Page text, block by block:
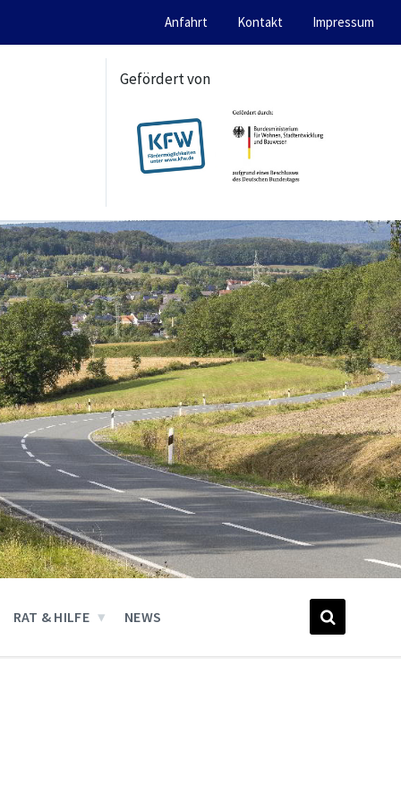
Anfahrt Kontakt Impressum
Gefördert von
RAT & HILFE NEWS